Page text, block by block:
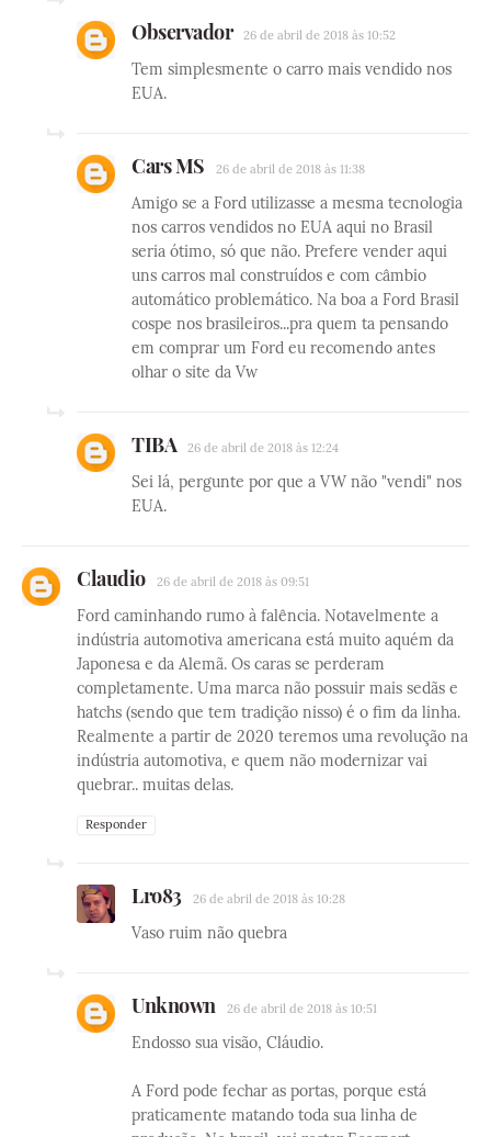
Observador 26 de abril de 2018 às 10:52
Tem simplesmente o carro mais vendido nos
EUA.
Cars MS 26 de abril de 2018 às 11:38
Amigo se a Ford utilizasse a mesma tecnologia
nos carros vendidos no EUA aqui no Brasil
seria ótimo, só que não. Prefere vender aqui
uns carros mal construídos e com câmbio
automático problemático. Na boa a Ford Brasil
cospe nos brasileiros...pra quem ta pensando
em comprar um Ford eu recomendo antes
olhar o site da Vw
TIBA 26 de abril de 2018 às 12:24
Sei lá, pergunte por que a VW não "vendi" nos
EUA.
Claudio 26 de abril de 2018 às 09:51
Ford caminhando rumo à falência. Notavelmente a
indústria automotiva americana está muito aquém da
Japonesa e da Alemã. Os caras se perderam
completamente. Uma marca não possuir mais sedãs e
hatchs (sendo que tem tradição nisso) é o fim da linha.
Realmente a partir de 2020 teremos uma revolução na
indústria automotiva, e quem não modernizar vai
quebrar.. muitas delas.
Responder
Lro83 26 de abril de 2018 às 10:28
Vaso ruim não quebra
Unknown 26 de abril de 2018 às 10:51
Endosso sua visão, Cláudio.
A Ford pode fechar as portas, porque está
praticamente matando toda sua linha de